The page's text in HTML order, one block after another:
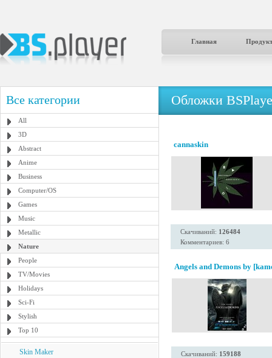
Главная
Все категории
All
3D
Abstract
Anime
Business
Computer/OS
Games
Music
Metallic
Nature
People
TV/Movies
Holidays
Sci-Fi
Stylish
Top 10
Skin Maker
Обложки
cannaskin
Скачиваний: 126484
Комментариев: 6
Angels and Demons by
Скачиваний: 159188